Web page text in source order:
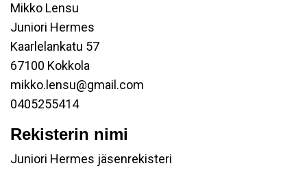
Mikko Lensu
Juniori Hermes
Kaarlelankatu 57
67100 Kokkola
mikko.lensu@gmail.com
0405255414
Rekisterin nimi
Juniori Hermes jäsenrekisteri